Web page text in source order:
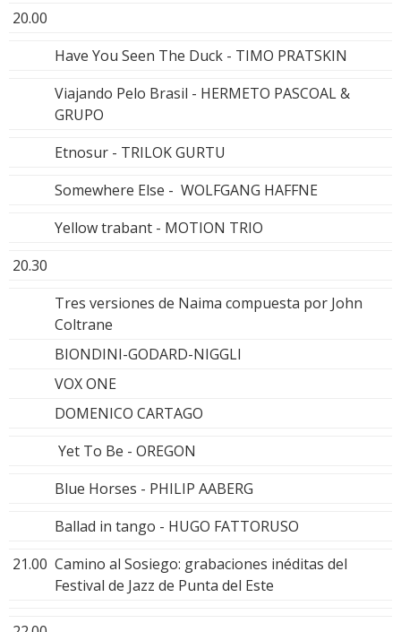
20.00
Have You Seen The Duck - TIMO PRATSKIN
Viajando Pelo Brasil - HERMETO PASCOAL &
GRUPO
Etnosur - TRILOK GURTU
Somewhere Else - WOLFGANG HAFFNE
Yellow trabant - MOTION TRIO
20.30
Tres versiones de Naima compuesta por John
Coltrane
BIONDINI-GODARD-NIGGLI
VOX ONE
DOMENICO CARTAGO
Yet To Be - OREGON
Blue Horses - PHILIP AABERG
Ballad in tango - HUGO FATTORUSO
21.00 Camino al Sosiego: grabaciones inéditas del
Festival de Jazz de Punta del Este